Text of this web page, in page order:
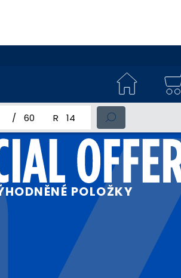
šířka pneumatiky
profil pneumatikyjmenovitý průměr pneumatiky
POLOŽKY